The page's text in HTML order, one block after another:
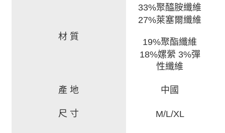
材 質
33%聚醯胺纖維
27%萊塞爾纖維
19%聚酯纖維
18%嫘縈 3%彈
性纖維
產 地 中國
尺 寸 M/L/XL